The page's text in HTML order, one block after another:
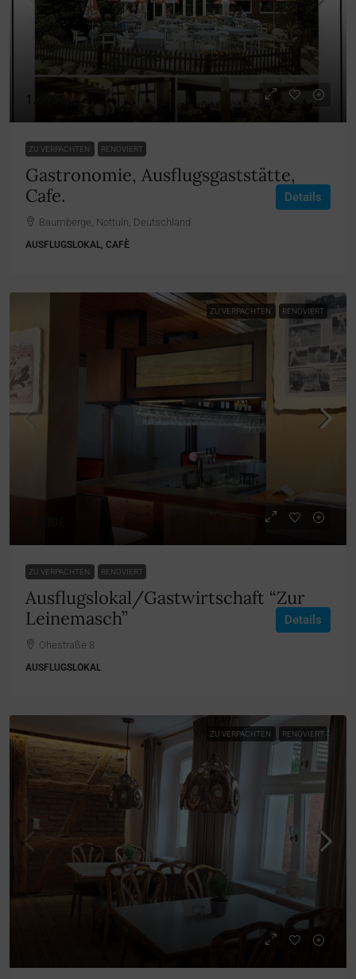
1.690€
ZU VERPACHTEN RENOVIERT
Gastronomie, Ausflugsgaststätte,
Cafe.
Baumberge, Nottuln, Deutschland
AUSFLUGSLOKAL, CAFÈ
Details
ZU VERPACHTEN RENOVIERT
ZU VERPACHTEN RENOVIERT
Ausflugslokal/Gastwirtschaft “Zur
Leinemasch”
Ohestraße 8
AUSFLUGSLOKAL
Details
ZU VERPACHTEN RENOVIERT